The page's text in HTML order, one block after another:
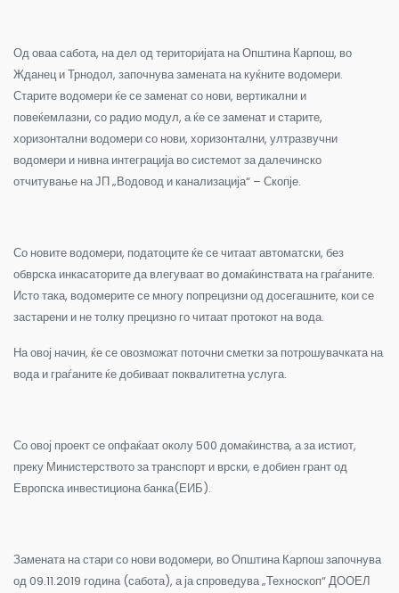
Од оваа сабота, на дел од територијата на Општина Карпош, во
Жданец и Трнодол, започнува замената на куќните водомери.
Старите водомери ќе се заменат со нови, вертикални и
повеќемлазни, со радио модул, а ќе се заменат и старите,
хоризонтални водомери со нови, хоризонтални, ултразвучни
водомери и нивна интеграција во системот за далечинско
отчитување на ЈП „Водовод и канализација“ – Скопје.
Со новите водомери, податоците ќе се читаат автоматски, без
обврска инкасаторите да влегуваат во домаќинствата на граѓаните.
Исто така, водомерите се многу попрецизни од досегашните, кои се
застарени и не толку прецизно го читаат протокот на вода.
На овој начин, ќе се овозможат поточни сметки за потрошувачката на
вода и граѓаните ќе добиваат поквалитетна услуга.
Со овој проект се опфаќаат околу 500 домаќинства, а за истиот,
преку Министерството за транспорт и врски, е добиен грант од
Европска инвестициона банка(ЕИБ).
Замената на стари со нови водомери, во Општина Карпош започнува
од 09.11.2019 година (сабота), а ја спроведува „Техноскоп“ ДООЕЛ